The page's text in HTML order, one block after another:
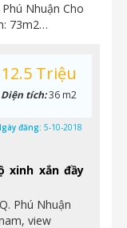
Nhuận Cho
73m2…
xinh xắn đầy
Phú Nhuận
view
12.5 Triệu
Diện tích:36 m2
đăng: 5-10-2018